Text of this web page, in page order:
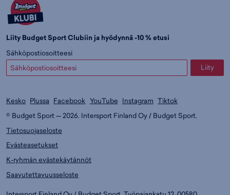
Liity Budget Sport Clubiin ja hyödynnä -10 % etusi
Sähköpostiosoitteesi
Liity
Kesko Plussa Facebook YouTube Instagram Tiktok
© Budget Sport — 2026. Intersport Finland Oy / Budget Sport.
Tietosuojaseloste
Evästeasetukset
K-ryhmän evästekäytännöt
Saavutettavuusseloste